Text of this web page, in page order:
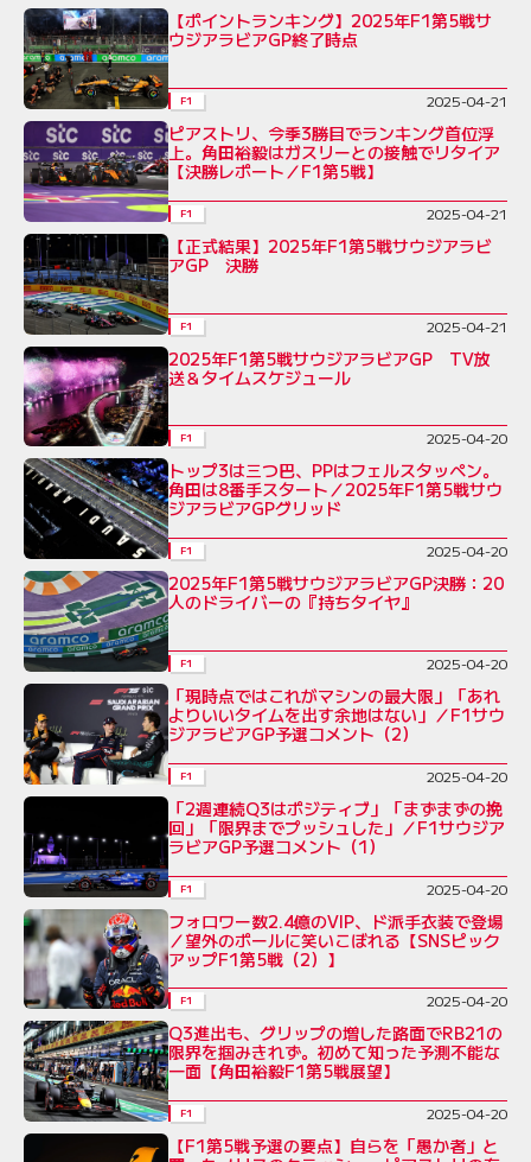
【ポイントランキング】2025年F1第5戦サ
ウジアラビアGP終了時点
F1 2025-04-21
ピアストリ、今季3勝目でランキング首位浮
上。角田裕毅はガスリーとの接触でリタイア
【決勝レポート／F1第5戦】
F1 2025-04-21
【正式結果】2025年F1第5戦サウジアラビ
アGP 決勝
F1 2025-04-21
2025年F1第5戦サウジアラビアGP TV放
送＆タイムスケジュール
F1 2025-04-20
トップ3は三つ巴、PPはフェルスタッペン。
角田は8番手スタート／2025年F1第5戦サウ
ジアラビアGPグリッド
F1 2025-04-20
2025年F1第5戦サウジアラビアGP決勝：20
人のドライバーの『持ちタイヤ』
F1 2025-04-20
「現時点ではこれがマシンの最大限」「あれ
よりいいタイムを出す余地はない」／F1サウ
ジアラビアGP予選コメント（2）
F1 2025-04-20
「2週連続Q3はポジティブ」「まずまずの挽
回」「限界までプッシュした」／F1サウジア
ラビアGP予選コメント（1）
F1 2025-04-20
フォロワー数2.4億のVIP、ド派手衣装で登場
／望外のポールに笑いこぼれる【SNSピック
アップF1第5戦（2）】
F1 2025-04-20
Q3進出も、グリップの増した路面でRB21の
限界を掴みきれず。初めて知った予測不能な
一面【角田裕毅F1第5戦展望】
F1 2025-04-20
【F1第5戦予選の要点】自らを「愚か者」と